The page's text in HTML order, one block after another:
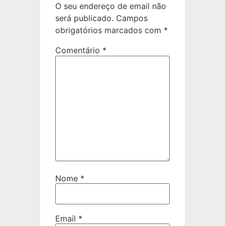
O seu endereço de email não
será publicado. Campos
obrigatórios marcados com *
Comentário *
Nome *
Email *